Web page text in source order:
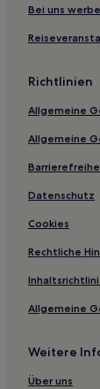
Familien in
Hotels mit
Familien in
Luxus in 5.
Hotels mit
Familien in
Familien in
Bei uns
Richtlinien
Allgemeine
Allgemeine
Datenschutz
Cookies
Rechtliche
Allgemeine
Weitere
Über uns